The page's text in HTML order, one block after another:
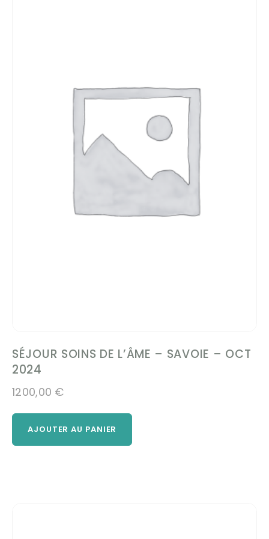
SÉJOUR SOINS DE L’ÂME – SAVOIE – OCT
2024
1200,00 €
AJOUTER AU PANIER